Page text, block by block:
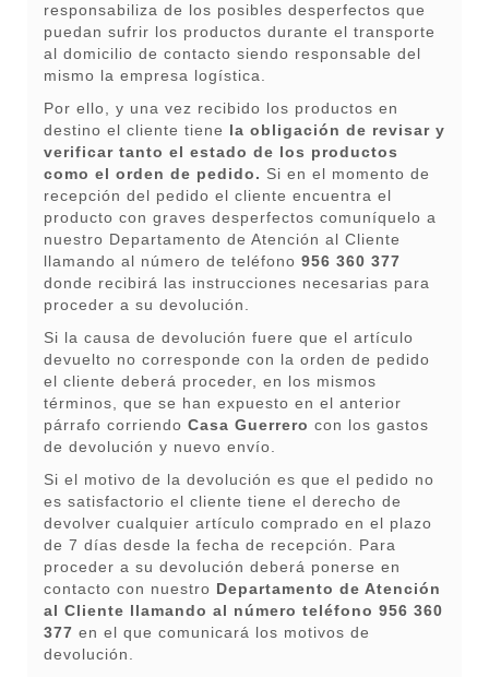
responsabiliza de los posibles desperfectos que
puedan sufrir los productos durante el transporte
al domicilio de contacto siendo responsable del
mismo la empresa logística.
Por ello, y una vez recibido los productos en
destino el cliente tiene la obligación de revisar y
verificar tanto el estado de los productos
como el orden de pedido. Si en el momento de
recepción del pedido el cliente encuentra el
producto con graves desperfectos comuníquelo a
nuestro Departamento de Atención al Cliente
llamando al número de teléfono 956 360 377
donde recibirá las instrucciones necesarias para
proceder a su devolución.
Si la causa de devolución fuere que el artículo
devuelto no corresponde con la orden de pedido
el cliente deberá proceder, en los mismos
términos, que se han expuesto en el anterior
párrafo corriendo Casa Guerrero con los gastos
de devolución y nuevo envío.
Si el motivo de la devolución es que el pedido no
es satisfactorio el cliente tiene el derecho de
devolver cualquier artículo comprado en el plazo
de 7 días desde la fecha de recepción. Para
proceder a su devolución deberá ponerse en
contacto con nuestro Departamento de Atención
al Cliente llamando al número teléfono 956 360
377 en el que comunicará los motivos de
devolución.